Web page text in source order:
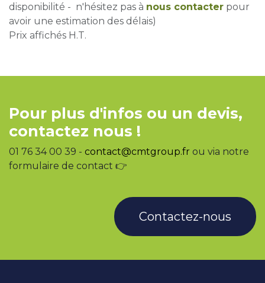
disponibilité - n'hésitez pas à nous contacter pour
avoir une estimation des délais)
Prix affichés H.T.
Pour plus d'infos ou un devis,
contactez nous !
01 76 34 00 39 - contact@cmtgroup.fr ou via notre
formulaire de contact 👉
Contactez-nous